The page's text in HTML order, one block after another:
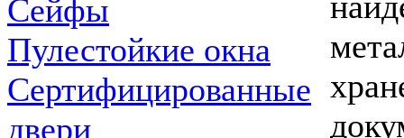
Сейфы
Пулестойкие окна
Сертифицированные
двери